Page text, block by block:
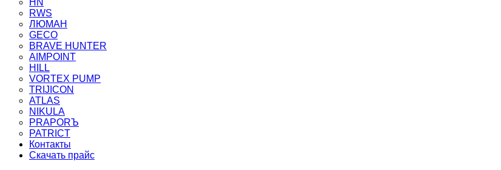
HN
RWS
ЛЮМАН
GECO
BRAVE HUNTER
AIMPOINT
HILL
VORTEX PUMP
TRIJICON
ATLAS
NIKULA
PRAPORЪ
PATRICT
Контакты
Скачать прайс